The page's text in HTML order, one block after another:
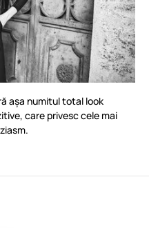
așa numitul total look
care privesc cele mai